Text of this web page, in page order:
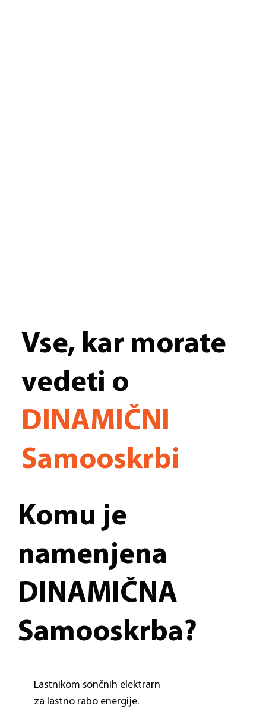
Vse, kar morate
vedeti o
DINAMIČNI
Samooskrbi
Komu je
namenjena
DINAMIČNA
Samooskrba?
Lastnikom sončnih elektrarn
za lastno rabo energije.